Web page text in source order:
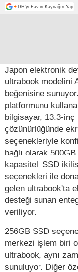
+ DH'yi Favori Kaynağın Yap
Japon elektronik
ultrabook modelini
beğenisine
platformunu
bilgisayar, 13.3-inç
çözünürlüğünde
seçenekleriyle
bağlı olarak
kapasiteli SSD
seçenekleri ile
gelen ultrabook'ta
desteği sunan
veriliyor.
256GB SSD
merkezi işlem biri
ultrabook, aynı
sunuluyor. Diğer